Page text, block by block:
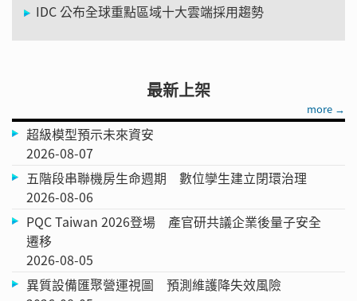
IDC 公布全球重點區域十大雲端採用趨勢
最新上架
more →
超級模型預示未來資安
2026-08-07
五階段串聯機房生命週期 數位孿生建立閉環治理
2026-08-06
PQC Taiwan 2026登場 產官研共議企業後量子安全
遷移
2026-08-05
異質設備匯聚營運視圖 預測維護降失效風險